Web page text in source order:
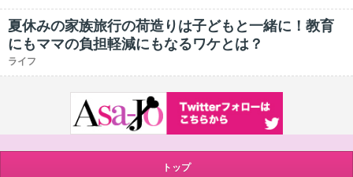
夏休みの家族旅行の荷造りは子どもと一緒に！教育
にもママの負担軽減にもなるワケとは？
ライフ
トップ